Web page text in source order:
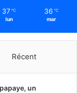
37 ℃
lun
36 ℃
mar
Récent
un